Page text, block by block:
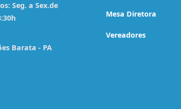
Seg. a Sex.de
Barata - PA
Mesa Diretora
Vereadores